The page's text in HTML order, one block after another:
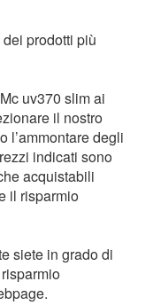
prodotti più
uv370 slim ai
il nostro
l’ammontare degli
indicati sono
acquistabili
il risparmio
siete in grado di